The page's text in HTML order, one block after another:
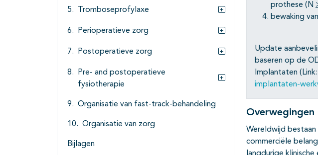
Tromboseprofylaxe
Subpagina's open- en
Perioperatieve zorg
Subpagina's open- en
Postoperatieve zorg
Subpagina's open- en
Pre- and postoperatieve
fysiotherapie
Subpagina's open- en
Organisatie van fast-track-behandeling
Organisatie van zorg
Bijlagen
prothese (N
bewaking
Update
baseren op de
Implantaten (Link:
implantaten-
Overwegingen
Wereldwijd
commerciële
langdurige